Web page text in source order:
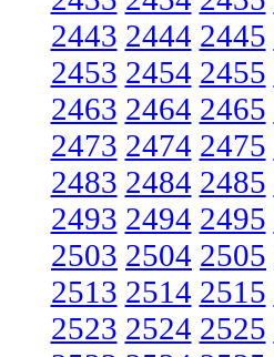
2443 2444 2445
2453 2454 2455
2463 2464 2465
2473 2474 2475
2483 2484 2485
2493 2494 2495
2503 2504 2505
2513 2514 2515
2523 2524 2525